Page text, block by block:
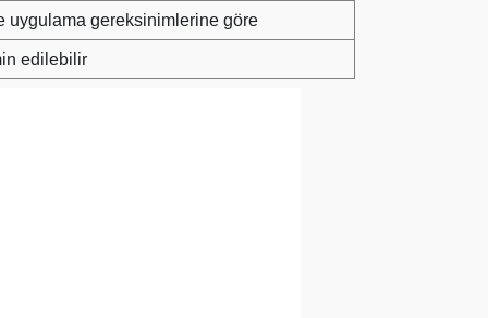
uygulama gereksinimlerine göre
edilebilir